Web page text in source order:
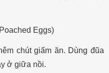
Eggs)
chút giấm ăn. Dùng đũa
ở giữa nồi.